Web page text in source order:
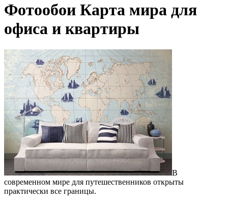
Фотообои Карта мира для
офиса и квартиры
В
современном мире для путешественников открыты
практически все границы.